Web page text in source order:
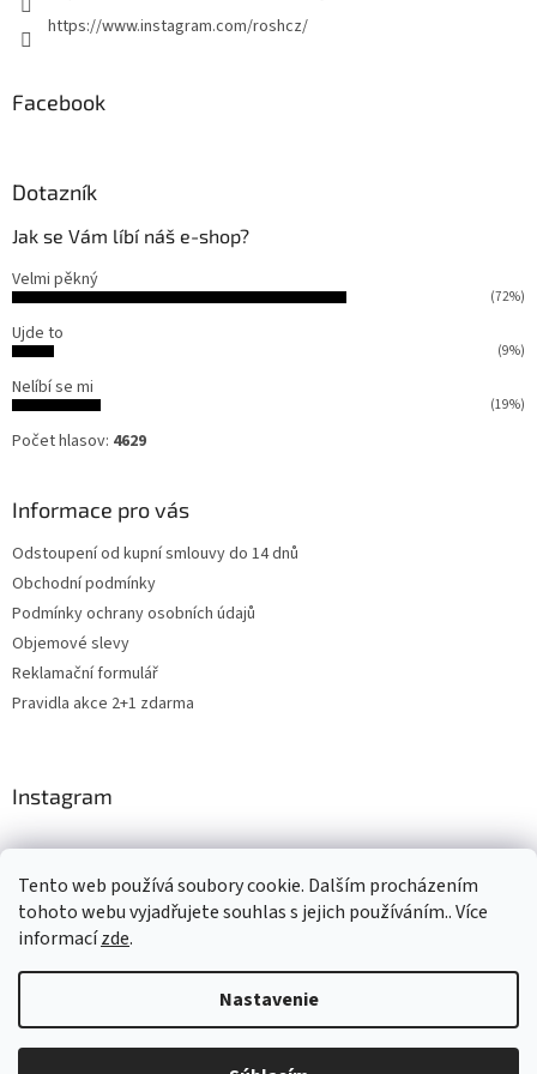
Tento web používá soubory cookie. Dalším procházením
tohoto webu vyjadřujete souhlas s jejich používáním.. Více
informacízde.
Nastavenie
ý
https://www.instagram.com/roshcz/
Facebook
Dotazník
Jak se Vám líbí náš e-shop?
Velmi pěkný
(72%)
Ujde to
(9%)
Nelíbí se mi
(19%)
Počet hlasov: 4629
Informace pro vás
Odstoupení od kupní smlouvy do 14 dnů
Obchodní podmínky
Podmínky ochrany osobních údajů
Objemové slevy
Reklamační formulář
Pravidla akce 2+1 zdarma
Instagram
Shoptet.cz CARDAMON Online Magazín
Vytvoril Shoptet